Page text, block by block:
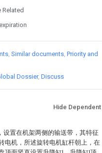
Related
Similar documents Priority and
Dossier Discuss
Hide Dependent
设置在机架两侧的输送带，其特征
电机，所述旋转电机缸杆朝上，在